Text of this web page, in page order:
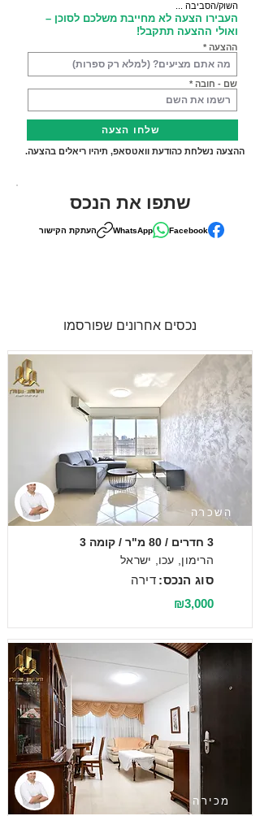
השוק/הסביבה ...
העבירו הצעה לא מחייבת משלכם לסוכן –
ואולי ההצעה תתקבל!
ההצעה
שם - חובה
שלחו הצעה
ההצעה נשלחת כהודעת וואטסאפ, תיהיו ריאלים בהצעה.
שתפו את הנכס
Facebook
WhatsApp העתקת הקישור
נכסים אחרונים שפורסמו
השכרה
3 חדרים / 80 מ"ר / קומה 3
הרימון, עכו, ישראל
דירה סוג הנכס:
₪3,000
מכירה